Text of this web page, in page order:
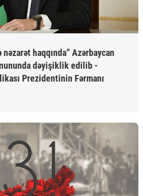
haqqında” Azərbaycan
dəyişiklik edilib -
Prezidentinin Fərmanı